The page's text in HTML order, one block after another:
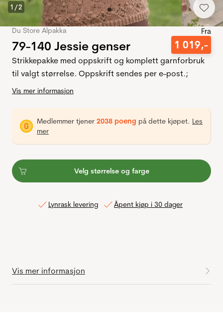
1 /2
Du Store Alpakka
79-140 Jessie genser
Fra
1 019,-
Strikkepakke med oppskrift og komplett garnforbruk
til valgt størrelse. Oppskrift sendes per e-post.;
Vis mer informasjon
Medlemmer tjener 2038 poeng på dette kjøpet. Les
mer
Velg størrelse og farge
Lynrask levering Åpent kjøp i 30 dager
Vis mer informasjon